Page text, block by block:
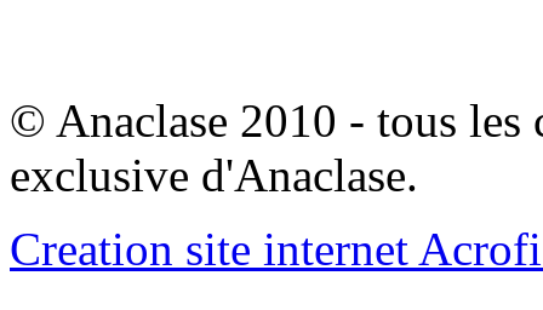
© Anaclase 2010 - tous les
exclusive d'Anaclase.
Creation site internet